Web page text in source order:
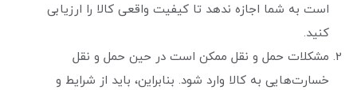
است به شما اجازه ندهد تا کیفیت واقعی کالا را ارزیابی
کنید.
مشکلات حمل و نقل ممکن است در حین حمل و نقل
خسارت‌هایی به کالا وارد شود. بنابراین، باید از شرایط و